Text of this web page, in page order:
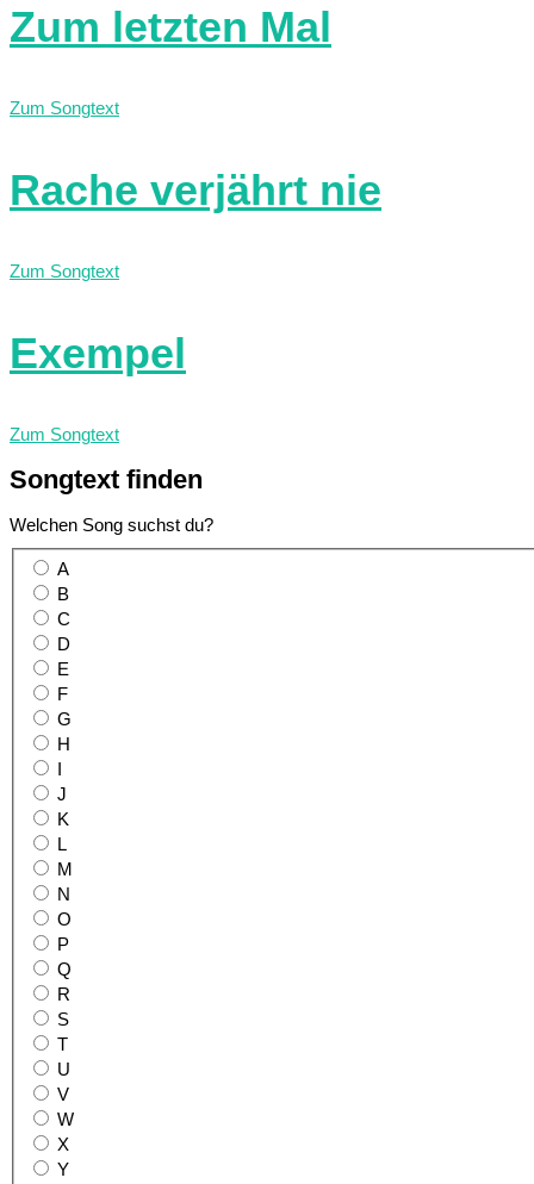
Zum letzten Mal
Zum Songtext
Rache verjährt nie
Zum Songtext
Exempel
Zum Songtext
Songtext finden
Welchen Song suchst du?
A
B
C
D
E
F
G
H
J
K
L
M
N
O
P
Q
R
S
T
U
V
W
X
Y